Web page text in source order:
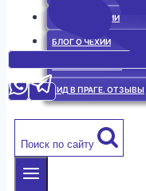
ИСТОРИЯ ЧЕХИИ
БЛОГ О ЧЕХИИ
ГИД В ПРАГЕ. ОТЗЫВЫ
Поиск по сайту